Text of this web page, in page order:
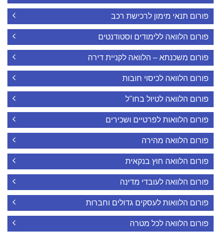
פורום תנאי מימון לרכישת רכב
פורום הלוואה ללימודים וסטודנטים
פורום משכנתא – הלוואה לקניית דירה
פורום הלוואה לכיסוי חובות
פורום הלוואה לטיול בחו"ל
פורום הלוואות לפרטיים ושכירים
פורום הלוואה מהירה
פורום הלוואה חוץ בנקאית
פורום הלוואה לעובדי מדינה
פורום הלוואות לעסקים גדולים וחברות
פורום הלוואה לכל מטרה